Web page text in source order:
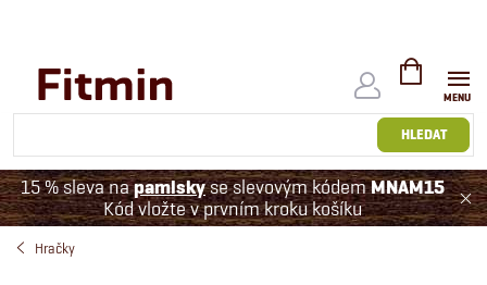
HLEDAT
NÁKUPNÍ
KOŠÍK
15 % sleva napamlskyse slevovým kódemMNAM15
Kód vložte v prvním kroku košíku
Hračky